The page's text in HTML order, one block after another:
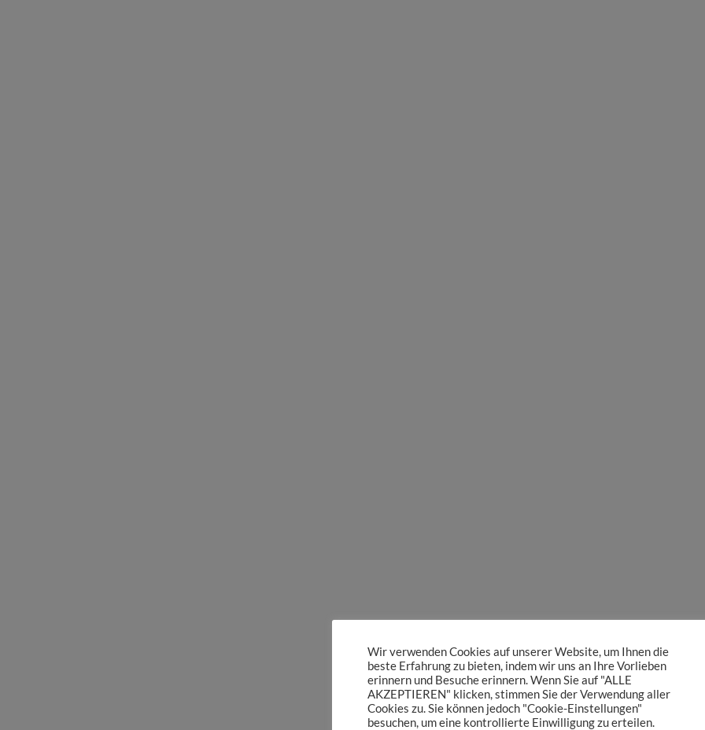
Wir verwenden Cookies auf unserer Website, um Ihnen die
beste Erfahrung zu bieten, indem wir uns an Ihre Vorlieben
erinnern und Besuche erinnern. Wenn Sie auf "ALLE
AKZEPTIEREN" klicken, stimmen Sie der Verwendung aller
Cookies zu. Sie können jedoch "Cookie-Einstellungen"
besuchen, um eine kontrollierte Einwilligung zu erteilen.